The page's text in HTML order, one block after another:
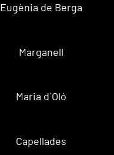
Eugènia de Berga
Marganell
Maria d´Oló
Capellades